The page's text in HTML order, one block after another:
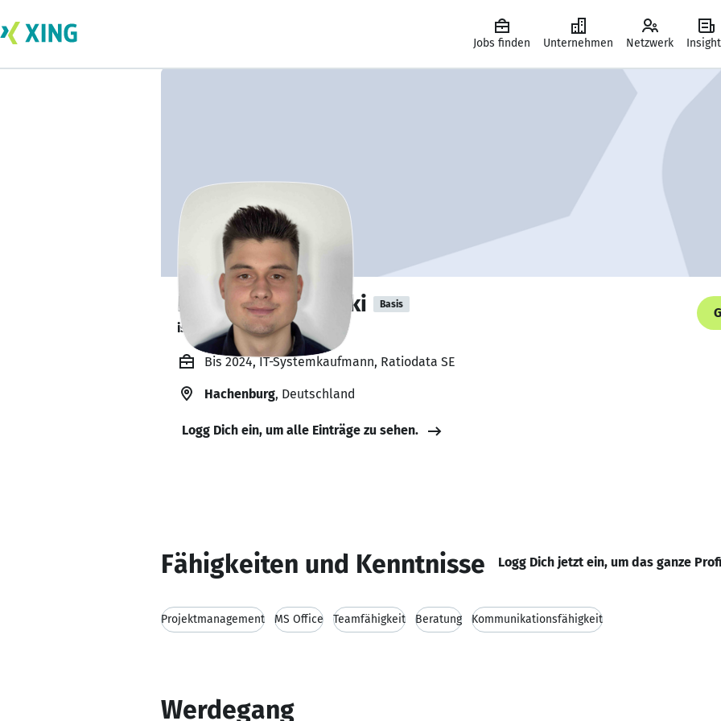
Jobs finden Unternehmen Netzwerk
Pavel Cherpeliyski Basis
ist offen für Projekte. 🔎
Bis 2024, IT-Systemkaufmann, Ratiodata SE
Hachenburg, Deutschland
Logg Dich ein, um alle Einträge zu sehen.
Fähigkeiten und Kenntnisse Logg Dich jetzt ein, um das ganze
Projektmanagement MS Office Teamfähigkeit Beratung Kommunikationsfähigkeit
Werdegang